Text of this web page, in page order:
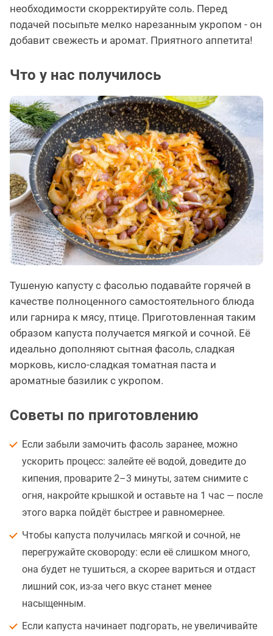
необходимости скорректируйте соль. Перед
подачей посыпьте мелко нарезанным укропом - он
добавит свежесть и аромат. Приятного аппетита!
Что у нас получилось
Тушеную капусту с фасолью подавайте горячей в
качестве полноценного самостоятельного блюда
или гарнира к мясу, птице. Приготовленная таким
образом капуста получается мягкой и сочной. Её
идеально дополняют сытная фасоль, сладкая
морковь, кисло-сладкая томатная паста и
ароматные базилик с укропом.
Советы по приготовлению
Если забыли замочить фасоль заранее, можно
ускорить процесс: залейте её водой, доведите до
кипения, проварите 2–3 минуты, затем снимите с
огня, накройте крышкой и оставьте на 1 час — после
этого варка пойдёт быстрее и равномернее.
Чтобы капуста получилась мягкой и сочной, не
перегружайте сковороду: если её слишком много,
она будет не тушиться, а скорее вариться и отдаст
лишний сок, из-за чего вкус станет менее
насыщенным.
Если капуста начинает подгорать, не увеличивайте